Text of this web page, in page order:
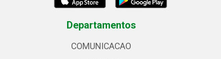
Departamentos
COMUNICACAO